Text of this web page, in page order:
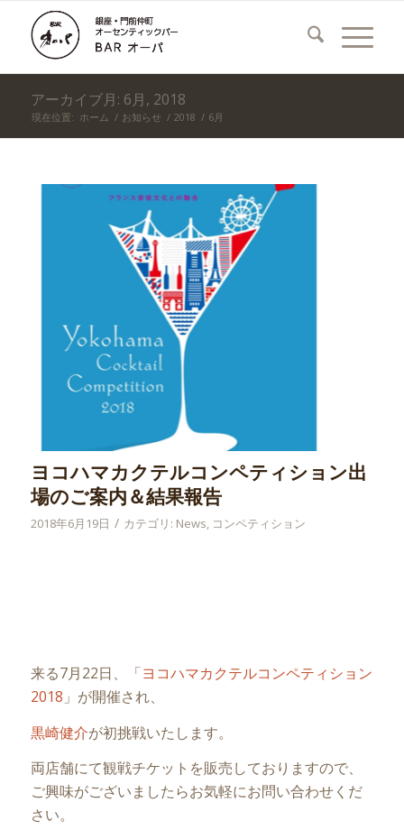
アーカイブ月: 6月, 2018
現在位置: ホーム / お知らせ / 2018 / 6月
ヨコハマカクテルコンペティション出
場のご案内＆結果報告
2018年6月19日 / カテゴリ: News, コンペティション
来る7月22日、「ヨコハマカクテルコンペティション
2018 」が開催され、
黒崎健介が初挑戦いたします。
両店舗にて観戦チケットを販売しておりますので、
ご興味がございましたらお気軽にお問い合わせくだ
さい。